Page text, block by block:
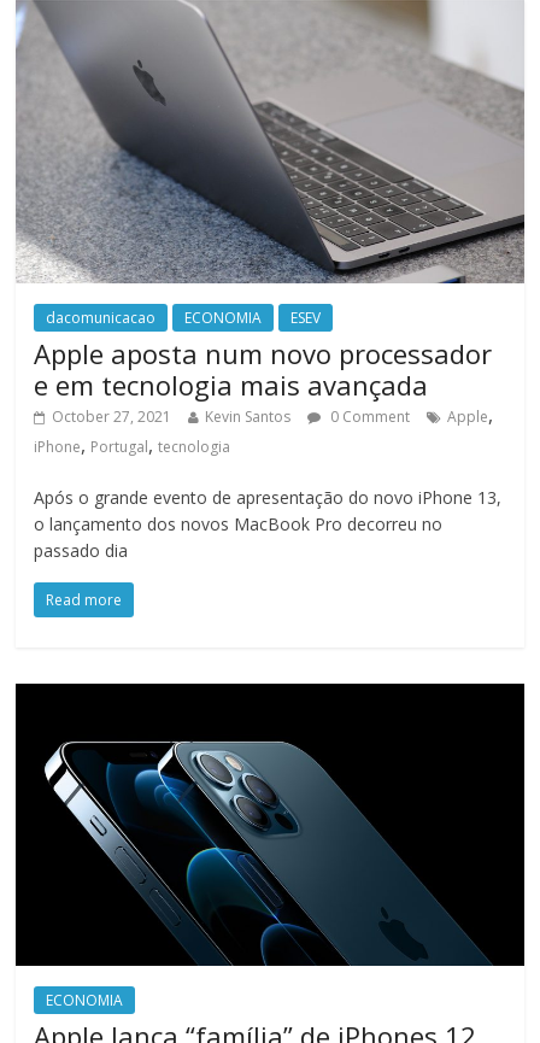
dacomunicacao ECONOMIA ESEV
Apple aposta num novo processador
e em tecnologia mais avançada
October 27, 2021 Kevin Santos 0 Comment Apple,
iPhone, Portugal,tecnologia
Após o grande evento de apresentação do novo iPhone 13,
o lançamento dos novos MacBook Pro decorreu no
passado dia
Read more
ECONOMIA
Apple lança “família” de iPhones 12